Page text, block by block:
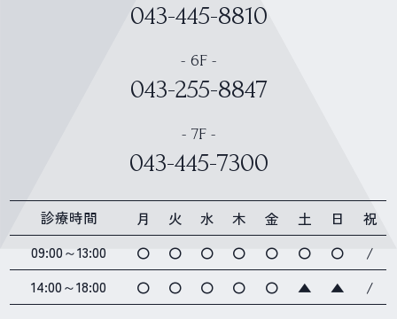
043-445-8810
- 6F -
043-255-8847
- 7F -
043-445-7300
診療時間 月 火 水 木 金 土 日
祝
09:00～13:00
〇 〇 〇 〇 〇 〇 〇
/
14:00～18:00
〇 〇 〇 〇 〇 ▲ ▲ /